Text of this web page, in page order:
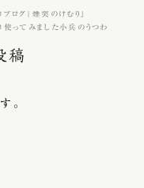
ブログ『煙突のけむり』
使ってみました小兵のうつわ
稿
。